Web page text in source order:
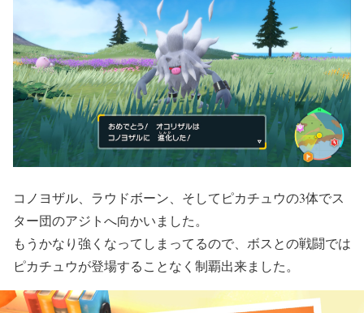
コノヨザル、ラウドボーン、そしてピカチュウの3体でス
ター団のアジトへ向かいました。
もうかなり強くなってしまってるので、ボスとの戦闘では
ピカチュウが登場することなく制覇出来ました。